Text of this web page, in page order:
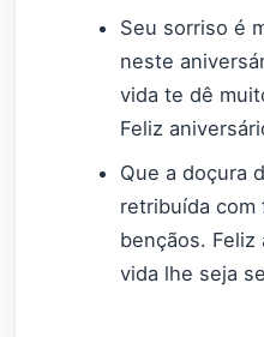
Seu sorriso é
neste
vida te dê
Feliz
Que a doçura
retribuída com
bençãos. Feliz
vida lhe seja